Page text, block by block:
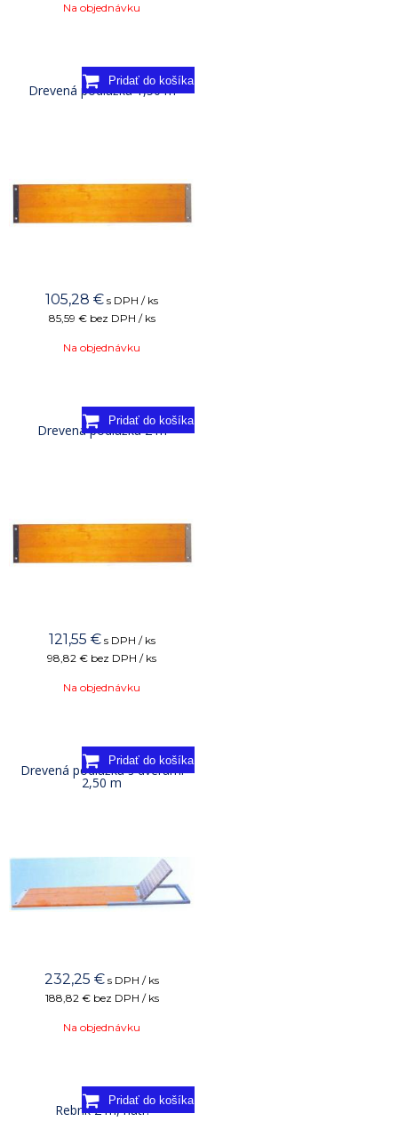
Na objednávku
Drevená podlážka 1,50 m
105,28 € s DPH / ks
85,59 € bez DPH / ks
Na objednávku
Drevená podlážka 2 m
121,55 € s DPH / ks
98,82 € bez DPH / ks
Na objednávku
Drevená podlážka s dverami
2,50 m
232,25 € s DPH / ks
188,82 € bez DPH / ks
Na objednávku
Rebrík 2 m, natr.